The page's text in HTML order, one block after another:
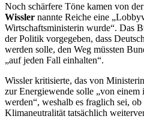
Noch schärfere Töne kamen von
Wissler nannte Reiche eine
Wirtschaftsministerin wurde“. Das
der Politik vorgegeben, dass
werden solle, den Weg müssten
„auf jeden Fall einhalten“.
Wissler kritisierte, das von
zur Energiewende solle „von einem
werden“, weshalb es fraglich sei,
Klimaneutralität tatsächlich